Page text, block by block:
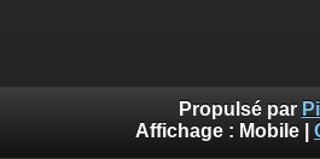
Propulsé par
Affichage : Mobile